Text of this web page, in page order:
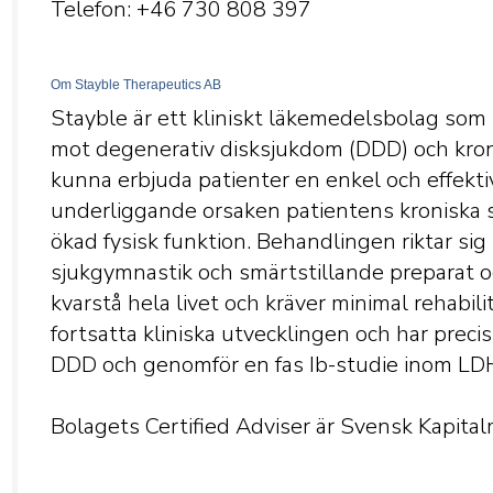
Telefon: +46 730 808 397
Om Stayble Therapeutics AB
Stayble är ett kliniskt läkemedelsbolag
mot degenerativ disksjukdom (DDD) och
kunna erbjuda patienter en enkel och
underliggande orsaken patientens
ökad fysisk funktion. Behandlingen riktar
sjukgymnastik och smärtstillande preparat
kvarstå hela livet och kräver minimal
fortsatta kliniska utvecklingen och har
DDD och genomför en fas Ib-studie inom
Bolagets Certified Adviser är Svensk